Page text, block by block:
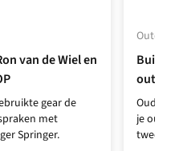
van de Wiel en
gear de
met
Springer.
Oude
je